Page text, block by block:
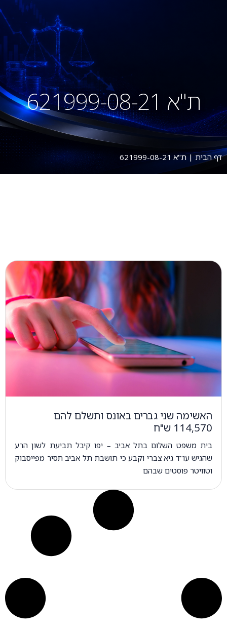
ת"א 621999-08-21
דף הבית |ת"א 621999-08-21
האשימה שני גברים באונס ותשלם להם
114,570 ש"ח
בית משפט השלום בתל אביב – יפו קיבל תביעת לשון הרע
שהגיש עו"ד גיא צברי וקבע כי תושבת תל אביב תסיר מפייסבוק
וטוויטר פוסטים שבהם